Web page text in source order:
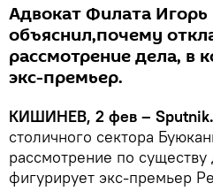
Адвокат Филата
объяснил,почему
рассмотрение дела, в
экс-премьер.
КИШИНЕВ, 2 фев – Sputnik.
столичного сектора
рассмотрение по
фигурирует экс-премьер